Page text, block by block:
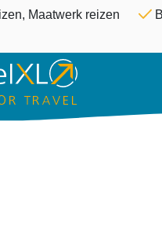
Overslaan en naar de
Maatwerk reizen